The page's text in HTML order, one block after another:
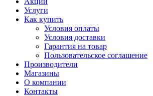
Услуги
Как купить
Условия оплаты
Условия доставки
Гарантия на товар
Пользовательское соглашение
Производители
Магазины
О компании
Контакты